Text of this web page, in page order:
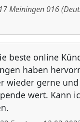
Meiningen 016(
beste online
haben
wieder gerne
wert. Kann